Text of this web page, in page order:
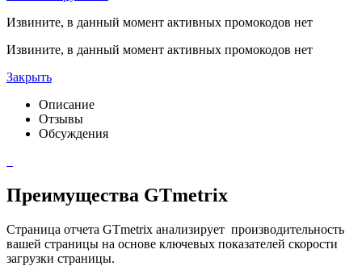
Извините, в данный момент активных промокодов нет
Извините, в данный момент активных промокодов нет
Закрыть
Описание
Отзывы
Обсуждения
Преимущества GTmetrix
Страница отчета GTmetrix анализирует производительность
вашей страницы на основе ключевых показателей скорости
загрузки страницы.